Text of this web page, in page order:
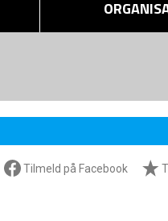
Tilmeld på Facebook